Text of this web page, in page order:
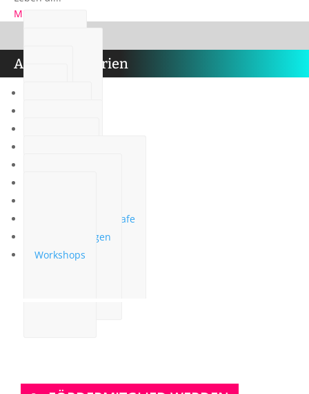
MEHR LESEN
Artikelkategorien
Transformations-Cafe
Veranstaltungen
Workshops